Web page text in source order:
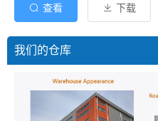
查看 下载
我们的仓库